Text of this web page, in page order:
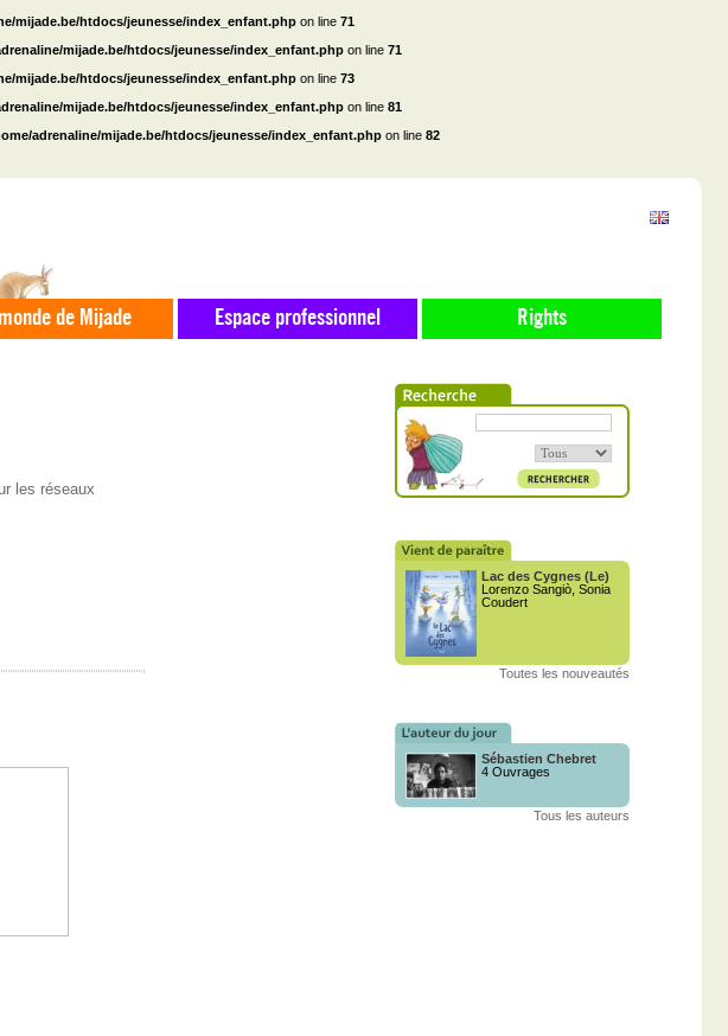
mijade.be/htdocs/jeunesse/index_enfant.php on line 71
mijade.be/htdocs/jeunesse/index_enfant.php on line 71
mijade.be/htdocs/jeunesse/index_enfant.php on line 73
mijade.be/htdocs/jeunesse/index_enfant.php on line 81
adrenaline/mijade.be/htdocs/jeunesse/index_enfant.php on line 82
de Mijade Espace professionnel Rights
les réseaux
Lac des Cygnes (Le)
Lorenzo Sangiò, Sonia
Coudert
Toutes les nouveautés
Sébastien Chebret
4 Ouvrages
Tous les auteurs